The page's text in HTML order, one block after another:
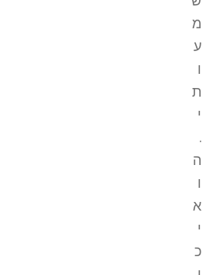
מ
ע
ו
ת
י
.
ה
ו
א
י
כ